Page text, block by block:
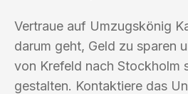
Vertraue auf Umzugskönig
darum geht, Geld zu sparen
von Krefeld nach Stockholm
gestalten. Kontaktiere das